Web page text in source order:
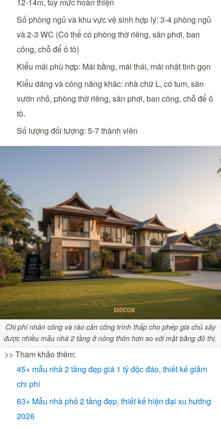
Số phòng ngủ và khu vực vệ sinh hợp lý: 3-4 phòng ngủ
và 2-3 WC (Có thể có phòng thờ riêng, sân phơi, ban
công, chỗ để ô tô)
Kiểu mái phù hợp: Mái bằng, mái thái, mái nhật tinh gọn
Kiểu dáng và công năng khác: nhà chữ L, có tum, sân
vườn nhỏ, phòng thờ riêng, sân phơi, ban công, chỗ để ô
tô.
Số lượng đối tượng: 5-7 thành viên
Chi phí nhân công và rào cản công trình thấp cho phép gia chủ xây
được nhiều mẫu nhà 2 tầng ở nông thôn hơn so với mặt bằng đô thị.
>> Tham khảo thêm:
45+ mẫu nhà 2 tầng đẹp giá 1 tỷ độc đáo, thiết kế giảm
chi phí
63+ Mẫu nhà phố 2 tầng đẹp, thiết kế hiện đại xu hướng
2026